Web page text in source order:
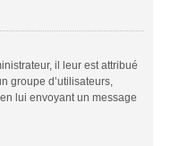
il leur est attribué
groupe d’utilisateurs,
lui envoyant un message